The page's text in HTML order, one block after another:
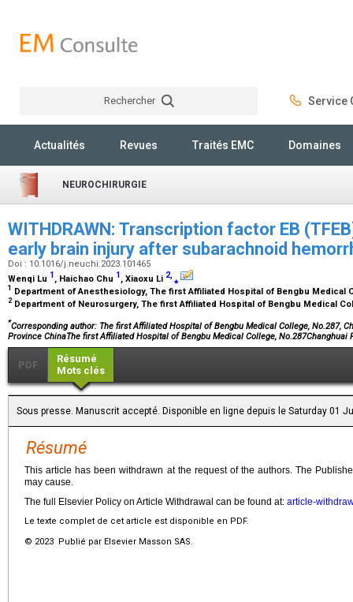
Rechercher Service
Actualités Revues Traités EMC Domaines
NEUROCHIRURGIE
WITHDRAWN: Transcription factor EB
early brain injury after subarachnoid
Doi : 10.1016/j.neuchi.2023.101465
Wenqi Lu 1 , Haichao Chu 1 , Xiaoxu Li 2,⁎
1 Department of Anesthesiology, The first Affiliated Hospital of Bengbu Medical
2 Department of Neurosurgery, The first Affiliated Hospital of Bengbu Medical
*Corresponding author: The first Affiliated Hospital of Bengbu Medical College, No.287,
Province ChinaThe first Affiliated Hospital of Bengbu Medical College, No.287Changhuai
PDF
Résumé
Mots clés
Sous presse. Manuscrit accepté. Disponible en ligne depuis le Saturday 01
Résumé
This article has been withdrawn at the request of the authors. The
may cause.
The full Elsevier Policy on Article Withdrawal can be found at: article-
Le texte complet de cet article est disponible en PDF.
© 2023 Publié par Elsevier Masson SAS.